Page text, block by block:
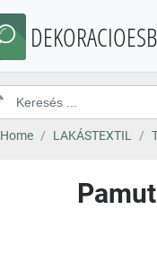
Home LAKÁSTEXTIL